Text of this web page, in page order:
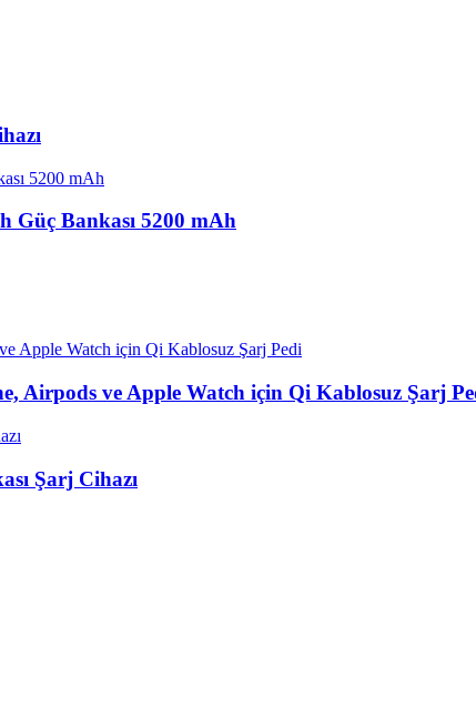
Güç Bankası 5200 mAh
Airpods ve Apple Watch için Qi Kablosuz Şarj
Şarj Cihazı